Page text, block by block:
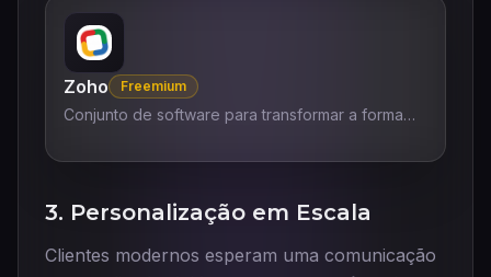
Zoho Freemium
Conjunto de software para transformar a forma
3. Personalização em Escala
Clientes modernos esperam uma comunicação